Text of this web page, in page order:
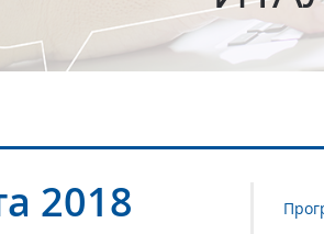
2018